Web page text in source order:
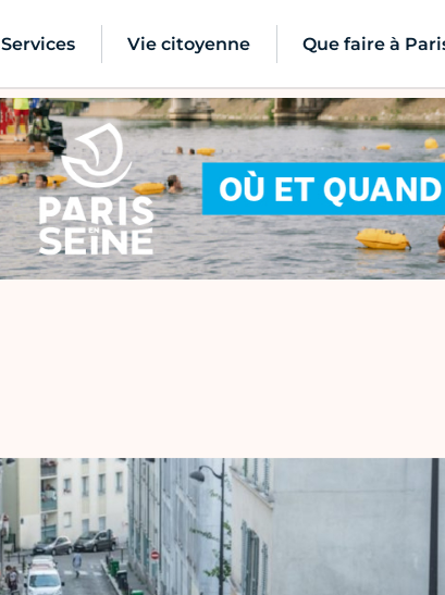
Services Vie citoyenne Que faire à